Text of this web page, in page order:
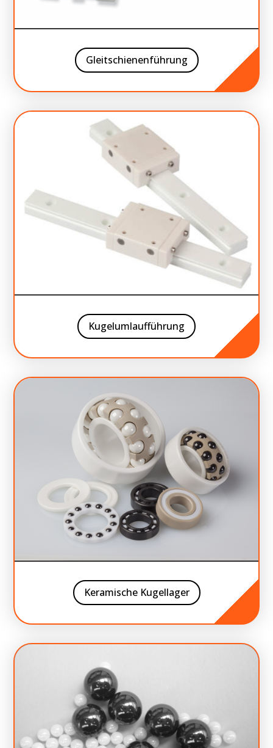
Gleitschienenführung
Kugelumlaufführung
Keramische Kugellager